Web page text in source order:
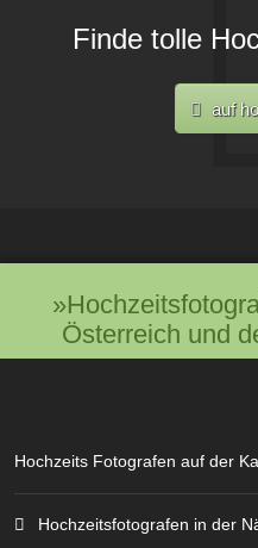
Finde tolle
auf
Österreich und
Hochzeits Fotografen auf der
Hochzeitsfotografen in der